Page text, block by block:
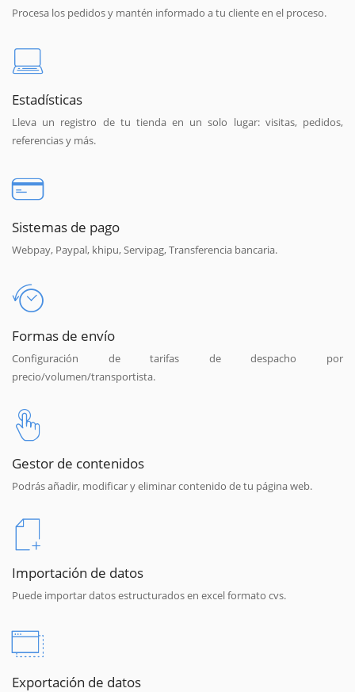
Procesa los pedidos y mantén informado a tu cliente en el proceso.
Estadísticas
Lleva un registro de tu tienda en un solo lugar: visitas, pedidos,
referencias y más.
Sistemas de pago
Webpay, Paypal, khipu, Servipag, Transferencia bancaria.
Formas de envío
Configuración de tarifas de despacho por
precio/volumen/transportista.
Gestor de contenidos
Podrás añadir, modificar y eliminar contenido de tu página web.
Importación de datos
Puede importar datos estructurados en excel formato cvs.
Exportación de datos